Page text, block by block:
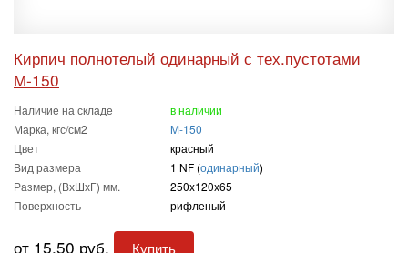
Кирпич полнотелый одинарный с тех.пустотами
М-150
Наличие на складе
в наличии
Марка, кгс/см2
M-150
Цвет
красный
Вид размера
1 NF (одинарный)
Размер, (ВхШхГ) мм.
250x120x65
Поверхность
рифленый
от 15,50 руб. Купить